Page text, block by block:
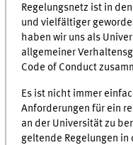
Regelungsnetz ist in
und vielfältiger
haben wir uns als
allgemeiner
Code of Conduct
Es ist nicht immer
Anforderungen für ein
an der Universität zu
geltende Regelungen